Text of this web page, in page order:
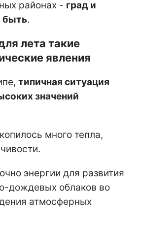
районах - град и
быть.
лета такие
явления
типичная ситуация
значений
много тепла,
энергии для развития
дождевых облаков во
атмосферных